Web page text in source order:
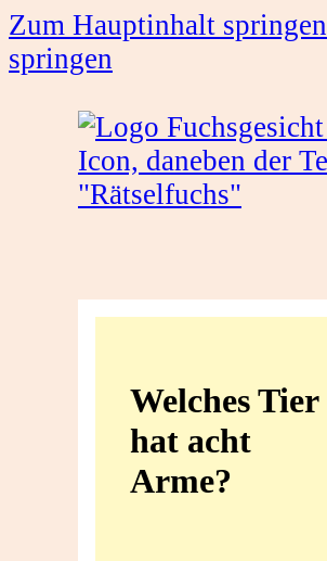
Zum Hauptinhalt springen
springen
Welches
Welches Tier
hat acht
Arme?